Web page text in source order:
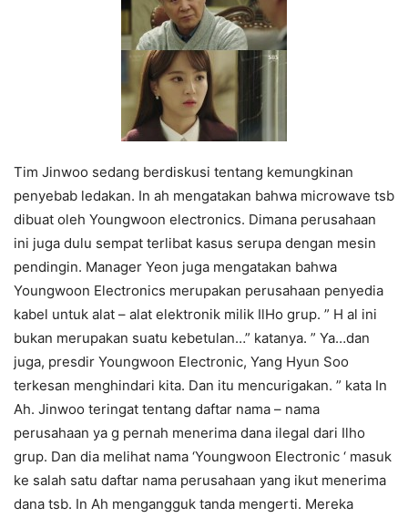
Tim Jinwoo sedang berdiskusi tentang kemungkinan
penyebab ledakan. In ah mengatakan bahwa microwave tsb
dibuat oleh Youngwoon electronics. Dimana perusahaan
ini juga dulu sempat terlibat kasus serupa dengan mesin
pendingin. Manager Yeon juga mengatakan bahwa
Youngwoon Electronics merupakan perusahaan penyedia
kabel untuk alat – alat elektronik milik IlHo grup. ” H al ini
bukan merupakan suatu kebetulan…” katanya. ” Ya…dan
juga, presdir Youngwoon Electronic, Yang Hyun Soo
terkesan menghindari kita. Dan itu mencurigakan. ” kata In
Ah. Jinwoo teringat tentang daftar nama – nama
perusahaan ya g pernah menerima dana ilegal dari Ilho
grup. Dan dia melihat nama ‘Youngwoon Electronic ‘ masuk
ke salah satu daftar nama perusahaan yang ikut menerima
dana tsb. In Ah mengangguk tanda mengerti. Mereka